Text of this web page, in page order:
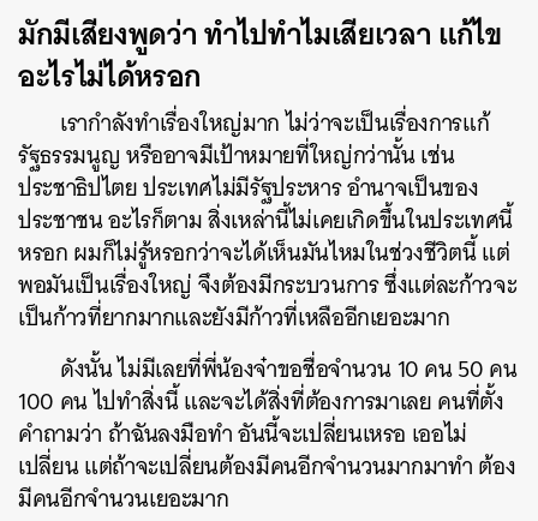
มักมีเสียงพูดว่า ทำไปทำไมเสียเวลา แก้ไข
อะไรไม่ได้หรอก
เรากำลังทำเรื่องใหญ่มาก ไม่ว่าจะเป็นเรื่องการแก้
รัฐธรรมนูญ หรืออาจมีเป้าหมายที่ใหญ่กว่านั้น เช่น
ประชาธิปไตย ประเทศไม่มีรัฐประหาร อำนาจเป็นของ
ประชาชน อะไรก็ตาม สิ่งเหล่านี้ไม่เคยเกิดขึ้นในประเทศนี้
หรอก ผมก็ไม่รู้หรอกว่าจะได้เห็นมันไหมในช่วงชีวิตนี้ แต่
พอมันเป็นเรื่องใหญ่ จึงต้องมีกระบวนการ ซึ่งแต่ละก้าวจะ
เป็นก้าวที่ยากมากและยังมีก้าวที่เหลืออีกเยอะมาก
ดังนั้น ไม่มีเลยที่พี่น้องจ๋าขอชื่อจำนวน 10 คน 50 คน
100 คน ไปทำสิ่งนี้ และจะได้สิ่งที่ต้องการมาเลย คนที่ตั้ง
คำถามว่า ถ้าฉันลงมือทำ อันนี้จะเปลี่ยนเหรอ เออไม่
เปลี่ยน แต่ถ้าจะเปลี่ยนต้องมีคนอีกจำนวนมากมาทำ ต้อง
มีคนอีกจำนวนเยอะมาก